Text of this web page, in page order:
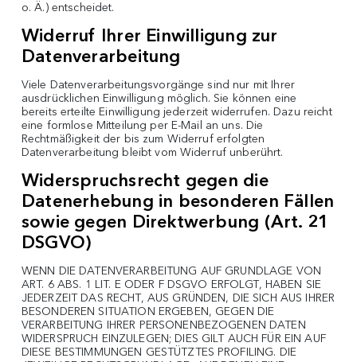
o. Ä.) entscheidet.
Widerruf Ihrer Einwilligung zur
Datenverarbeitung
Viele Datenverarbeitungsvorgänge sind nur mit Ihrer
ausdrücklichen Einwilligung möglich. Sie können eine
bereits erteilte Einwilligung jederzeit widerrufen. Dazu reicht
eine formlose Mitteilung per E-Mail an uns. Die
Rechtmäßigkeit der bis zum Widerruf erfolgten
Datenverarbeitung bleibt vom Widerruf unberührt.
Widerspruchsrecht gegen die
Datenerhebung in besonderen Fällen
sowie gegen Direktwerbung (Art. 21
DSGVO)
WENN DIE DATENVERARBEITUNG AUF GRUNDLAGE VON
ART. 6 ABS. 1 LIT. E ODER F DSGVO ERFOLGT, HABEN SIE
JEDERZEIT DAS RECHT, AUS GRÜNDEN, DIE SICH AUS IHRER
BESONDEREN SITUATION ERGEBEN, GEGEN DIE
VERARBEITUNG IHRER PERSONENBEZOGENEN DATEN
WIDERSPRUCH EINZULEGEN; DIES GILT AUCH FÜR EIN AUF
DIESE BESTIMMUNGEN GESTÜTZTES PROFILING. DIE